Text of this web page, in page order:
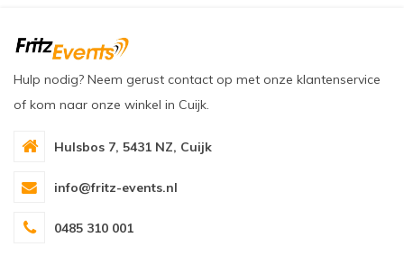
Hulp nodig? Neem gerust contact op met onze klantenservice
of kom naar onze winkel in Cuijk.
Hulsbos 7, 5431 NZ, Cuijk
info@fritz-events.nl
0485 310 001